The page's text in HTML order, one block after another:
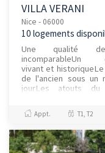
VILLA VERANI
Nice - 06000
10 logements
Une qualité
incomparableUn
vivant et historiqueLe
de l'ancien sous un
jourLes atouts du
Appt. T1, T2